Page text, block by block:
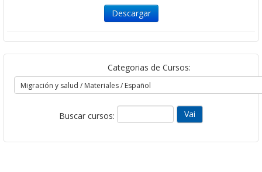
Descargar
Categorias de Cursos:
Buscar cursos: